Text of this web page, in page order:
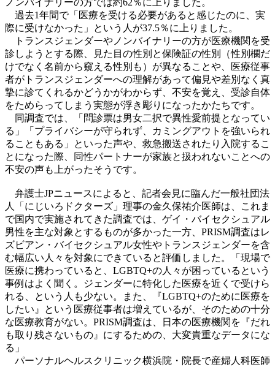
ノンバイナリーの方では約62％に上りました。
過去1年間で「医療を受ける必要があると感じたのに、実
際に受けなかった」という人が37.5％に上りました。
トランスジェンダーやノンバイナリーの方が医療機関を受
診しようとする際、見た目の性別と保険証の性別（性別欄だ
けでなく名前から窺える性別も）が異なることや、医療従事
者がトランスジェンダーへの理解があって偏見や差別なく真
摯に診てくれるかどうかがわからず、不安を覚え、受診自体
をためらってしまう実態が浮き彫りになったかたちです。
同調査では、「問診票は男女二択で異性愛前提となってい
る」「プライバシーが守られず、カミングアウトを強いられ
ることもある」といった声や、救急搬送されたり入院するこ
とになった際、同性パートナーが家族と扱われないことへの
不安の声も上がったそうです。
弁護士JPニュースによると、記者会見に臨んだ一般社団法
人「にじいろドクターズ」理事の金久保祐介医師は、これま
で国内で実施されてきた調査では、ゲイ・バイセクシュアル
男性を主な対象とするものが多かった一方、PRISM調査はレ
ズビアン・バイセクシュアル女性やトランスジェンダーを含
む幅広い人々を対象にできていると評価しました。「現場で
医療に携わっていると、LGBTQ+の人々が困っているという
事例はよく聞く。ジェンダーに特化した医療を近くで受けら
れる、という人も少ない。また、『LGBTQ+のために医療を
したい』という医療従事者は増えているが、そのための十分
な医療教育がない。PRISM調査は、日本の医療機関を『だれ
も取り残さないもの』にするための、大変貴重なデータにな
る」
パーソナルヘルスクリニック横浜院・院長で産婦人科医師